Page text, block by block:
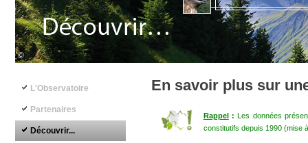
©
En savoir plus sur
Rappel:Les données
constitutifs depuis 1990 (mise
Navigation principale
L'Observatoire
Partenaires
Découvrir...